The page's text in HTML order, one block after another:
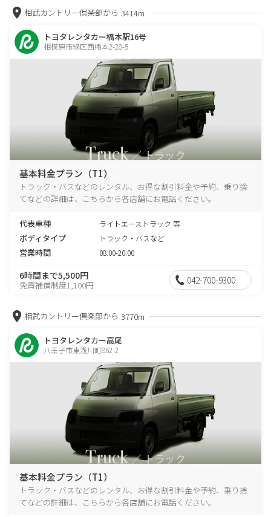
相武カントリー倶楽部から 3414m
トヨタレンタカー橋本駅16号
相模原市緑区西橋本2-28-5
基本料金プラン（T1）
トラック・バスなどのレンタル、お得な割引料金や予約、乗り捨
てなどの詳細は、こちらから各店舗にお電話ください。
代表車種 ライトエーストラック 等
ボディタイプ トラック・バスなど
営業時間 08:00-20:00
6時間まで5,500円
免責補償制度1,100円 042-700-9300
相武カントリー倶楽部から 3770m
トヨタレンタカー高尾
八王子市東浅川町862-2
基本料金プラン（T1）
トラック・バスなどのレンタル、お得な割引料金や予約、乗り捨
てなどの詳細は、こちらから各店舗にお電話ください。